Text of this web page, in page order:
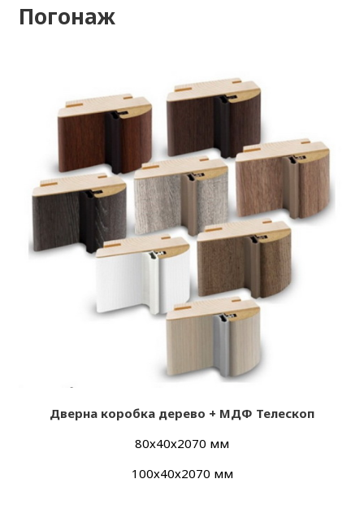
Погонаж
Дверна коробка дерево + МДФ Телескоп
80х40х2070 мм
100х40х2070 мм